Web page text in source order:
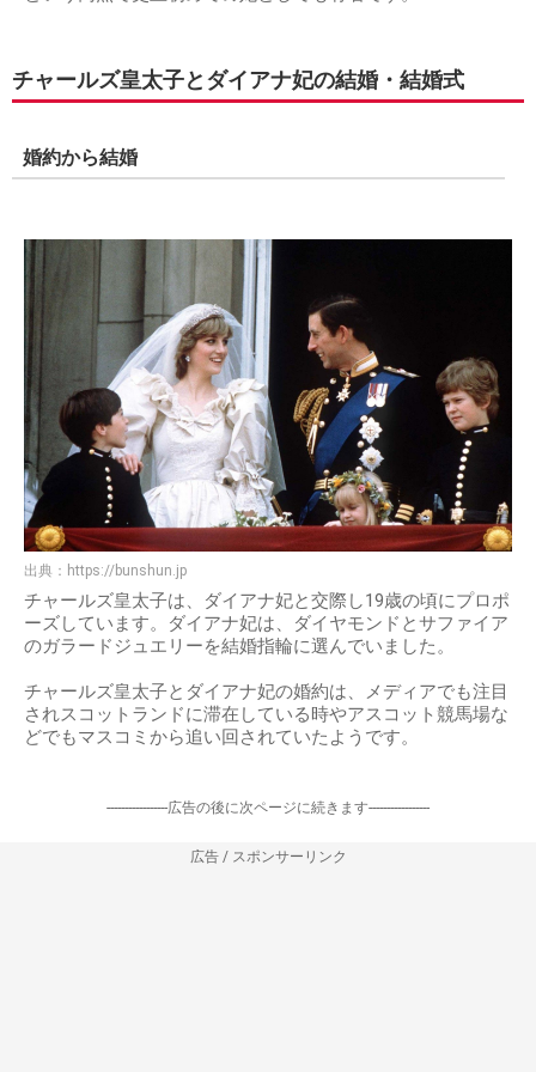
チャールズ皇太子とダイアナ妃の結婚・結婚式
婚約から結婚
出典： https://bunshun.jp
チャールズ皇太子は、ダイアナ妃と交際し19歳の頃にプロポ
ーズしています。ダイアナ妃は、ダイヤモンドとサファイア
のガラードジュエリーを結婚指輪に選んでいました。
チャールズ皇太子とダイアナ妃の婚約は、メディアでも注目
されスコットランドに滞在している時やアスコット競馬場な
どでもマスコミから追い回されていたようです。
-----------------広告の後に次ページに続きます-----------------
広告 / スポンサーリンク